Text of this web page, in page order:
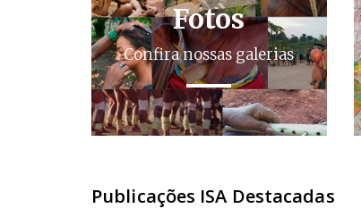
Fotos
Confira nossas galerias
Publicações ISA Destacadas